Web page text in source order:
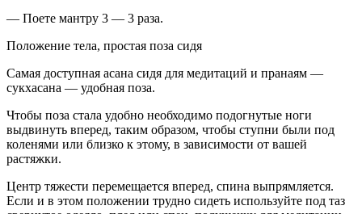
— Поете мантру 3 — 3 раза.
Положение тела, простая поза сидя
Самая доступная асана сидя для медитаций и пранаям —
сукхасана — удобная поза.
Чтобы поза стала удобно необходимо подогнутые ноги
выдвинуть вперед, таким образом, чтобы ступни были под
коленями или близко к этому, в зависимости от вашей
растяжки.
Центр тяжести перемещается вперед, спина выпрямляется.
Если и в этом положении трудно сидеть используйте под таз